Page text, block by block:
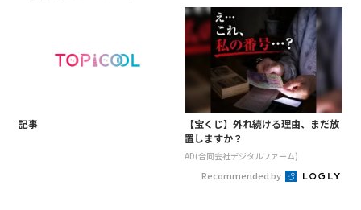
記事
【宝くじ】外れ続ける理由、まだ放
置しますか？
AD(合同会社デジタルファーム)
Recommended by